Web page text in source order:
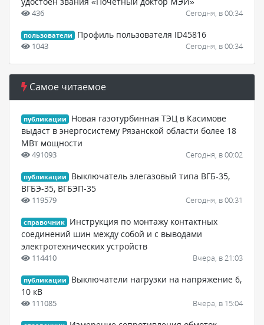
436 Сегодня, в 00:34
пользователи Профиль пользователя ID45816
1043 Сегодня, в 00:34
Самое читаемое
публикации
Новая газотурбинная ТЭЦ в Касимове
выдаст в энергосистему Рязанской области более 18
МВт мощности
491093 Сегодня, в 00:02
публикации
Выключатель элегазовый типа ВГБ-35,
ВГБЭ-35, ВГБЭП-35
119579 Сегодня, в 00:31
справочник
Инструкция по монтажу контактных
соединений шин между собой и с выводами
электротехнических устройств
114410 Вчера, в 21:03
публикации
Выключатели нагрузки на напряжение 6,
10 кВ
111085 Вчера, в 15:04